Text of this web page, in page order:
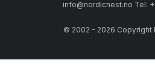
info@nordicnest.no Tel:
© 2002 - 2026 Copyright